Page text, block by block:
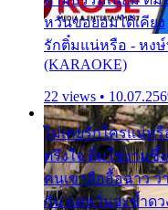
หวั่นขอยอมได้เคียง
รักติ๋มแน่หรือ - หง
(KARAOKE)
22 views •
ไม่เคยรักใครแน่ห
ตรึงใจ ติ๋มใช่งามซึ้
คนเขาลืออื้อฉาว ว่
กัน แต่หวั่นจะช้ำด